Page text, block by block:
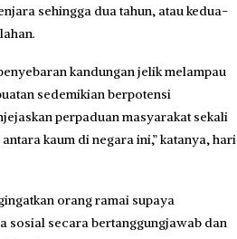
sehingga dua tahun, atau kedua-
kandungan jelik melampau
sedemikian berpotensi
perpaduan masyarakat sekali
kaum di negara ini,” katanya, hari
orang ramai supaya
sosial secara bertanggungjawab dan